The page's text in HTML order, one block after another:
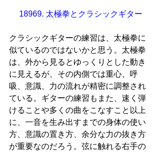
18969. 太極拳とクラシックギター
クラシックギターの練習は、太極拳に
似ているのではないかと思う。太極拳
は、外から見るとゆっくりとした動き
に見えるが、その内側では重心、呼
吸、意識、力の流れが精密に調整され
ている。ギターの練習もまた、速く弾
けることや多くの曲をこなすこと以上
に、一音を生み出すまでの身体の使い
方、意識の置き方、余分な力の抜き方
が重要なのだろう。弦に触れる右手の